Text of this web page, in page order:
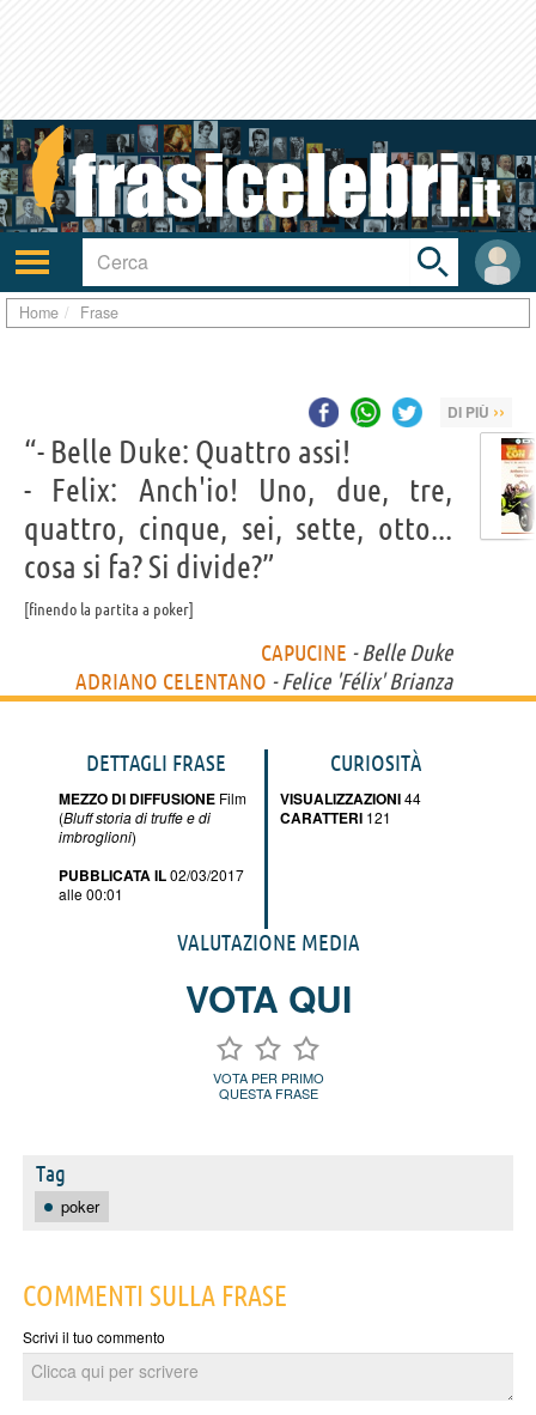
Attiva/disattiva
navigazione
User
area
Toggle
search
bar
Home Frase
DI PIÙ ››
“- Belle Duke: Quattro assi!
- Felix: Anch'io! Uno, due, tre,
quattro, cinque, sei, sette, otto...
cosa si fa? Si divide?”
finendo la partita a poker
CAPUCINE - Belle Duke
ADRIANO CELENTANO - Felice 'Félix' Brianza
DETTAGLI FRASE
MEZZO DI DIFFUSIONE Film
(Bluff storia di truffe e di
imbroglioni)
PUBBLICATA IL02/03/2017
alle 00:01
CURIOSITÀ
VISUALIZZAZIONI44
CARATTERI 121
VALUTAZIONE MEDIA
VOTA QUI
VOTA PER PRIMO
QUESTA FRASE
Tag
poker
COMMENTI SULLA FRASE
Scrivi il tuo commento